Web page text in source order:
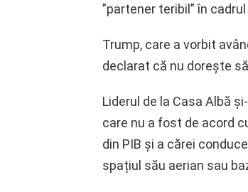
”partener teribil” în
Trump, care a vorbit
declarat că nu dorește
Liderul de la Casa Albă
care nu a fost de acord
din PIB și a cărei
spațiul său aerian sau